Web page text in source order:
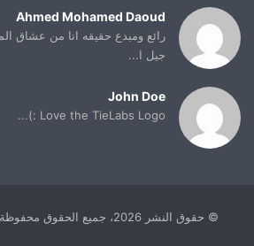
Ahmed Mohamed Daoud
رائع ومبدع حقيقه انا من عشاق
جيل ا...
John Doe
Love the TieLabs Logo :)...
© حقوق النشر 2026، جميع الحقوق محفوظة |